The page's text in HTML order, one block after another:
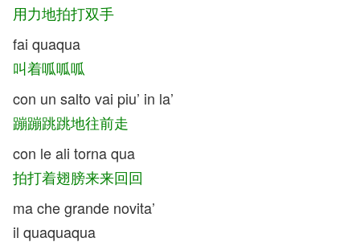
用力地拍打双手
fai quaqua
叫着呱呱呱
con un salto vai piu’ in la’
蹦蹦跳跳地往前走
con le ali torna qua
拍打着翅膀来来回回
ma che grande novita’
il quaquaqua